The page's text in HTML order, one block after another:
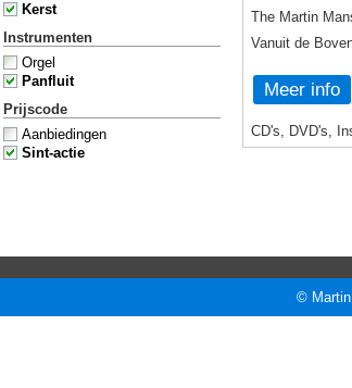
Kerst
Instrumenten
Orgel
Panfluit
Prijscode
Aanbiedingen
Sint-actie
The Martin
Vanuit de
Meer info
CD's, DVD's,
© Martin